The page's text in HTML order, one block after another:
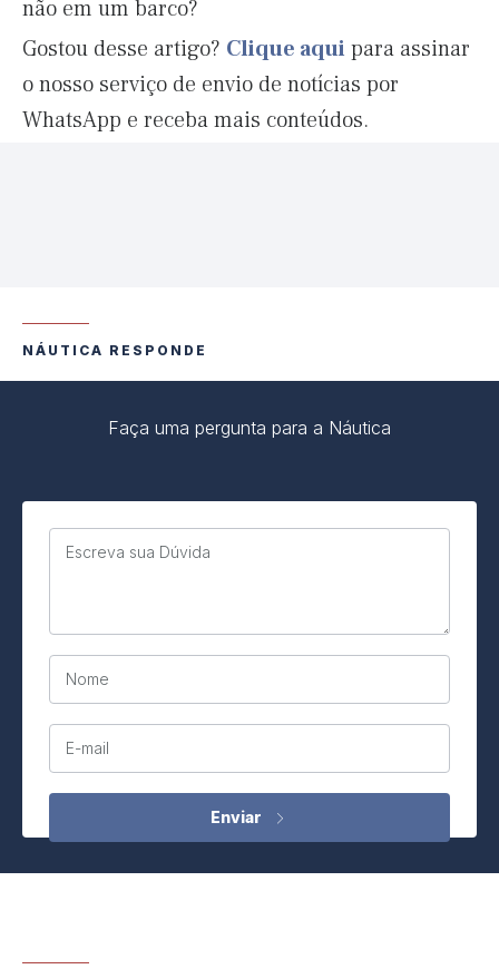
não em um barco?
Gostou desse artigo? Clique aqui para assinar
o nosso serviço de envio de notícias por
WhatsApp e receba mais conteúdos.
NÁUTICA RESPONDE
Faça uma pergunta para a Náutica
Escreva sua Dúvida
Nome
E-mail